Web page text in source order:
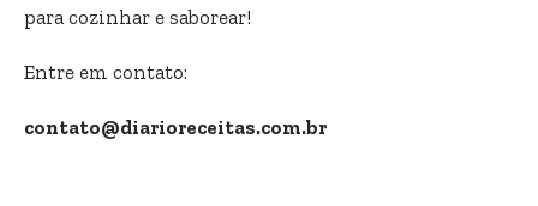
para cozinhar e saborear!
Entre em contato:
contato@diarioreceitas.com.br